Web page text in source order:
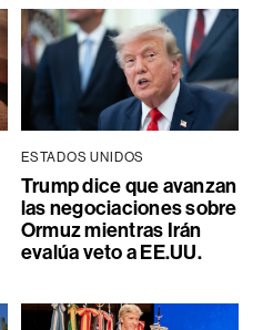
ESTADOS UNIDOS
Trump dice que avanzan
las negociaciones sobre
Ormuz mientras Irán
evalúa veto a EE.UU.